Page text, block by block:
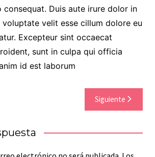
consequat. Duis aute irure dolor in
voluptate velit esse cillum dolore eu
Excepteur sint occaecat
sunt in culpa qui officia
id est laborum
Siguiente